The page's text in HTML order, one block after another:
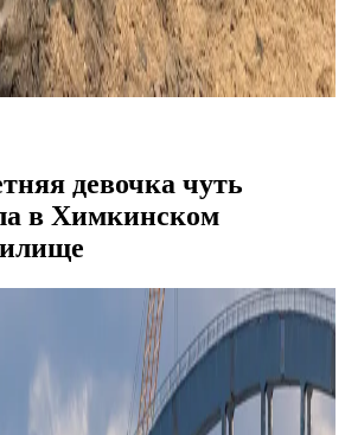
девочка чуть
в Химкинском